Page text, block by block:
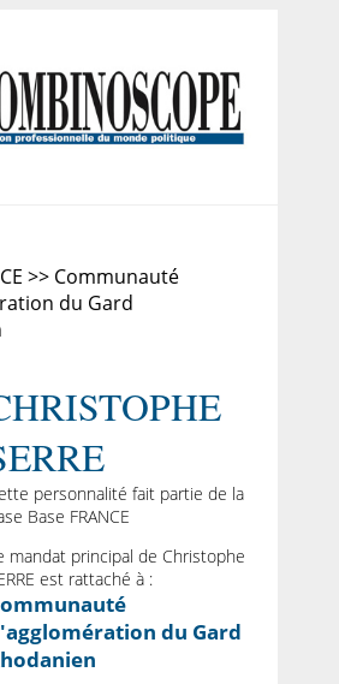
>> Communauté
du Gard
personnalité fait partie de la
Base FRANCE
mandat principal de Christophe
est rattaché à :
du Gard